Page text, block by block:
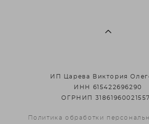
ИП Царева Виктория
ИНН 615422696290
ОГРНИП
Политика обработки